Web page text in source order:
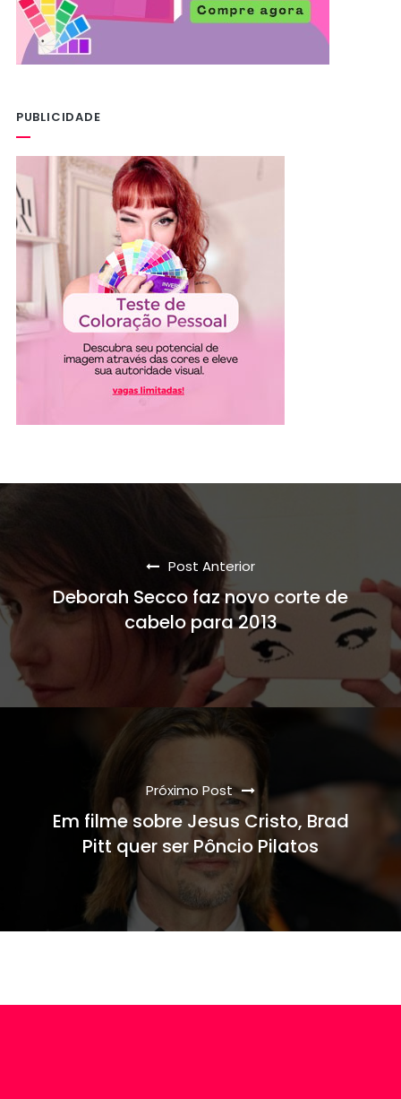
PUBLICIDADE
Post Anterior
Deborah Secco faz novo corte de
cabelo para 2013
Próximo Post
Em filme sobre Jesus Cristo, Brad
Pitt quer ser Pôncio Pilatos